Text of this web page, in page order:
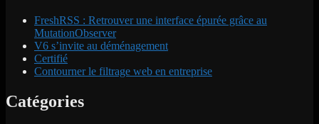
FreshRSS : Retrouver une interface épurée grâce au
MutationObserver
V6 s’invite au déménagement
Certifié
Contourner le filtrage web en entreprise
Catégories